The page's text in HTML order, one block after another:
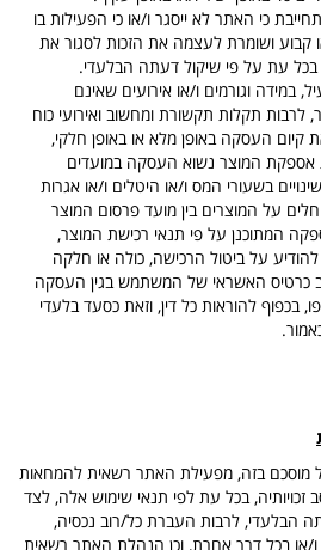
כי האתר לא ייסגר ו/או כי הפעילות בו
קבוע ושומרת לעצמה את הזכות לסגור את
בכל עת על פי שיקול דעתה הבלעדי.
במידה וגורמים ו/או אירועים שאינם
תקלות תקשורת ומחשוב ואירועי כוח
את קיום העסקה באופן מלא או באופן חלקי,
אספקת המוצר נשוא העסקה במועדים
בשעורי המס ו/או היטלים ו/או אגרות
על המוצרים בין מועד פרסום המוצר
המתוכנן על פי תנאי רכישת המוצר,
על ביטול הרכישה, כולה או חלקה
כרטיס האשראי של המשתמש בגין העסקה
בכפוף להוראות כל דין, וזאת כסעד בלעדי
מוסכם בזה, מפעילת האתר רשאית להמחאות
זכויותיה, בכל עת לפי תנאי שימוש אלה, לצד
הבלעדי, לרבות העברת כל/רוב נכסיה,
ו/או בכל דרך אחרת, וכן הנהלת האתר רשאית